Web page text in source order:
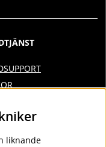
liknande